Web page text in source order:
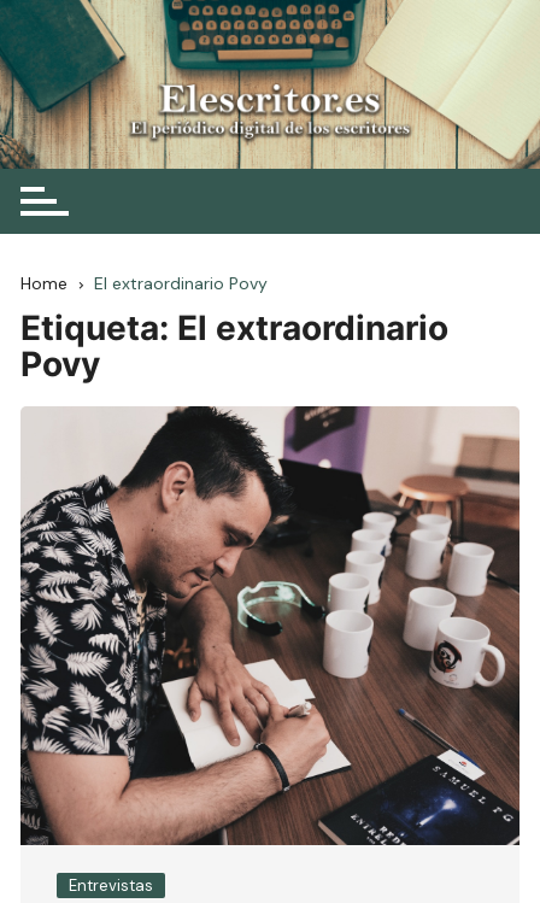
Skip
to
content
Elescritor.es
El periódico digital de los escritores
Home El extraordinario Povy
Etiqueta: El extraordinario
Povy
Entrevistas